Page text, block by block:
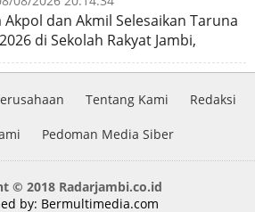
Akpol dan Akmil Selesaikan Taruna
di Sekolah Rakyat Jambi,
Aman Lancar
Tentang Kami Redaksi
Pedoman Media Siber
© 2018 Radarjambi.co.id
by: Bermultimedia.com